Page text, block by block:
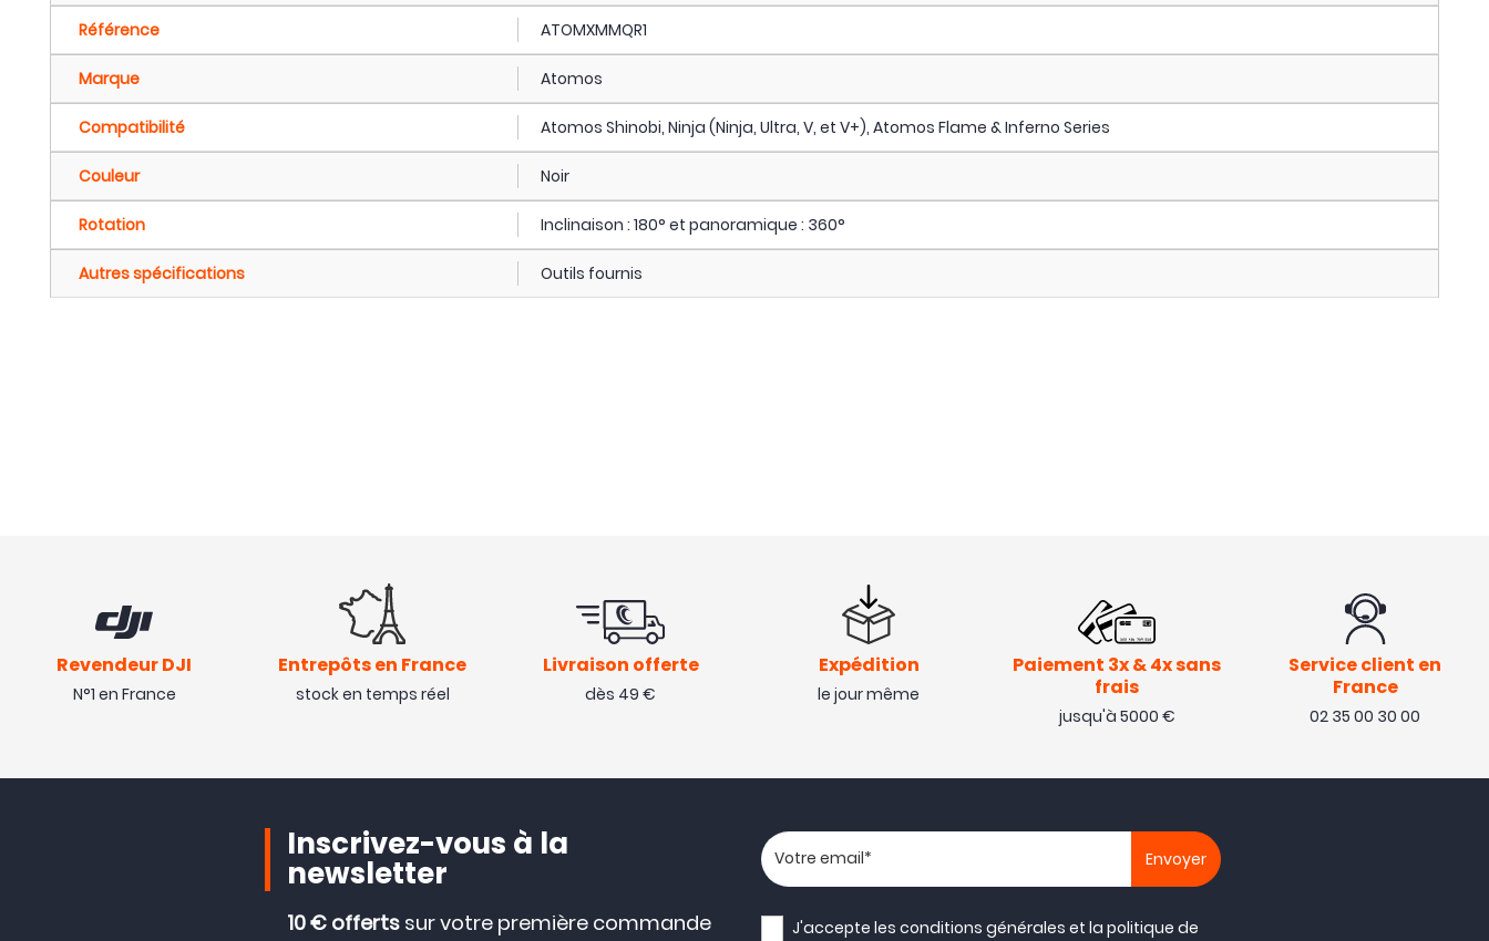
Référence ATOMXMMQR1
Marque Atomos
Compatibilité Atomos Shinobi, Ninja (Ninja, Ultra, V, et V+), Atomos Flame & Inferno Series
Couleur Noir
Rotation Inclinaison : 180° et panoramique : 360°
Autres spécifications Outils fournis
Revendeur DJI
N°1 en France
Entrepôts en France
stock en temps réel
Livraison offerte
dès 49 €
Expédition
le jour même
Paiement 3x & 4x sans
frais
jusqu'à 5000 €
Service client en
France
02 35 00 30 00
Inscrivez-vous à la
newsletter
10 € offerts sur votre première commande
Votre adresse email
J'accepte lesconditions générales et lapolitique de